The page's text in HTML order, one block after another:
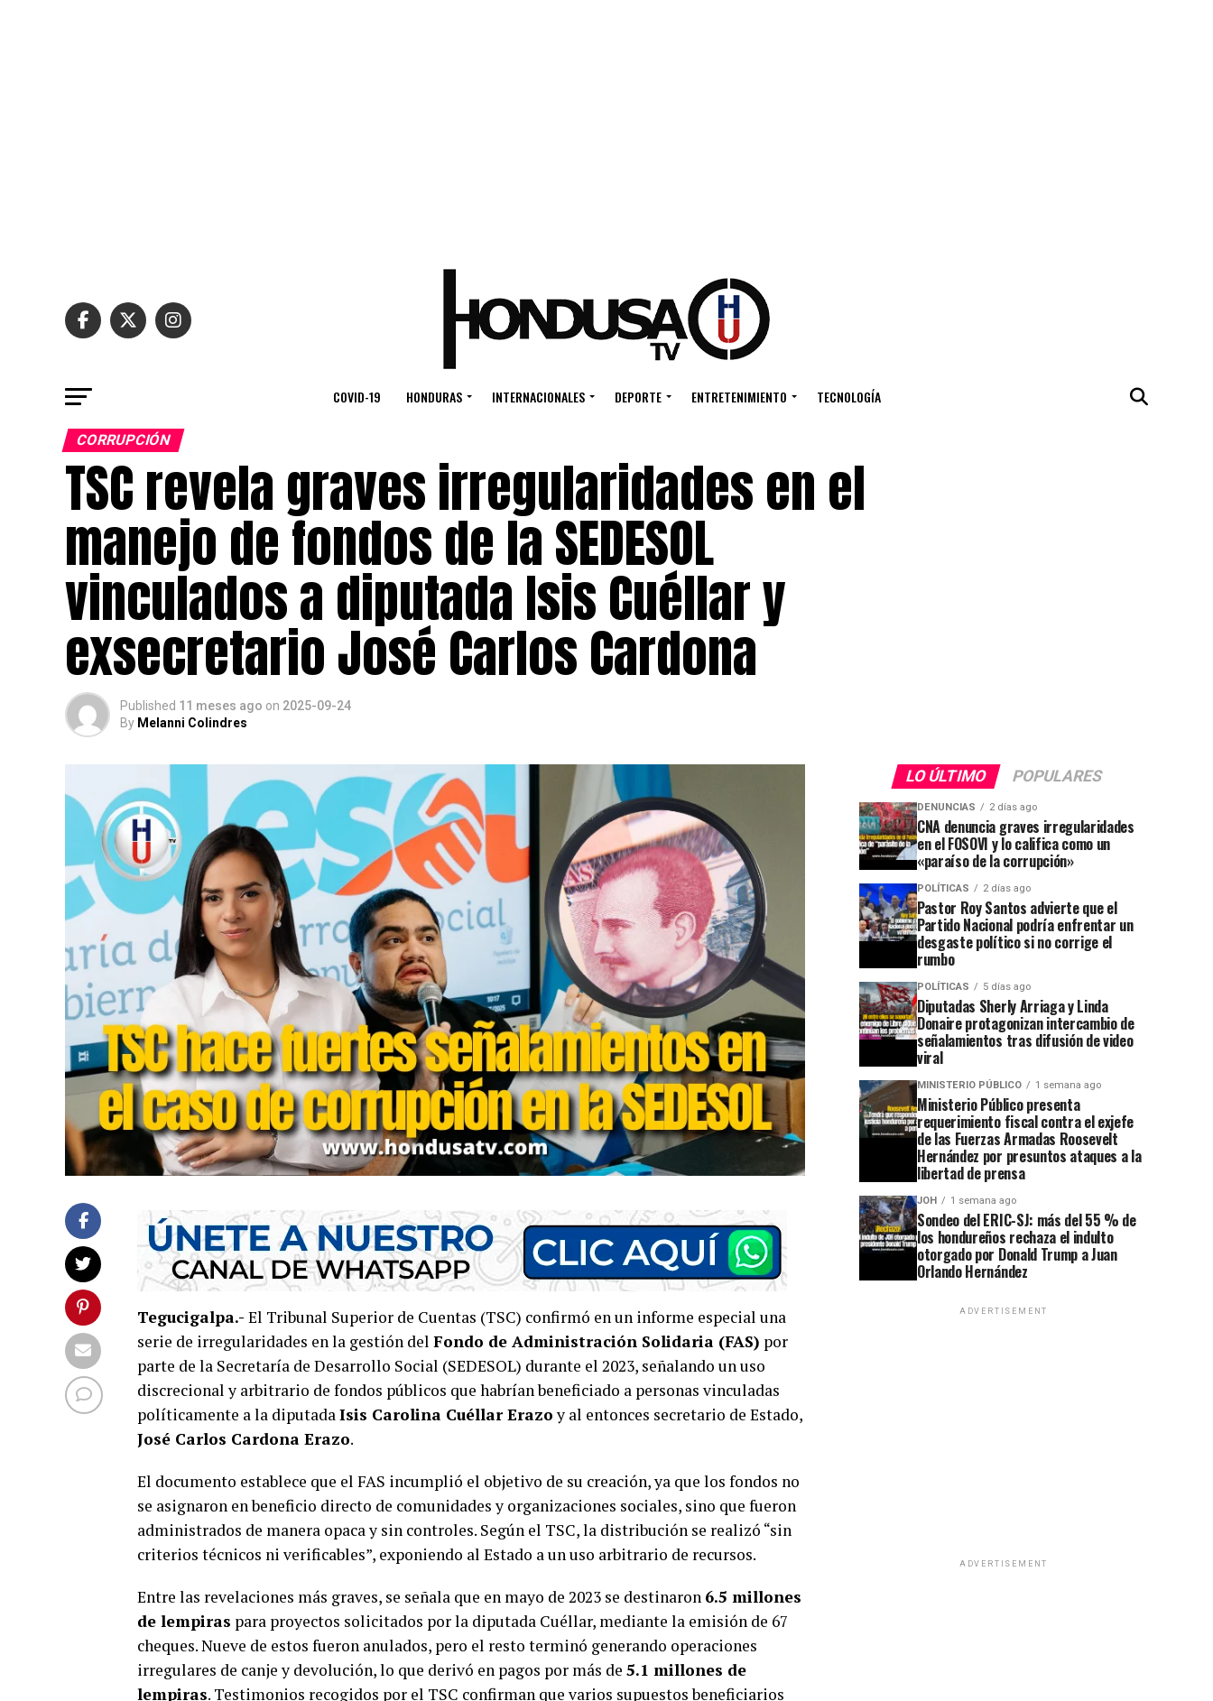
COVID-19 HONDURAS INTERNACIONALES DEPORTE ENTRETENIMIENTO TECNOLOGÍA
CORRUPCIÓN
TSC revela graves irregularidades en el
manejo de fondos de la SEDESOL
vinculados a diputada Isis Cuéllar y
exsecretario José Carlos Cardona
Published 11 meses ago on 2025-09-24
By Melanni Colindres
Tegucigalpa.- El Tribunal Superior de Cuentas (TSC) confirmó en un informe especial una
serie de irregularidades en la gestión del Fondo de Administración Solidaria (FAS) por
parte de la Secretaría de Desarrollo Social (SEDESOL) durante el 2023, señalando un uso
discrecional y arbitrario de fondos públicos que habrían beneficiado a personas vinculadas
políticamente a la diputada Isis Carolina Cuéllar Erazoy al entonces secretario de Estado,
José Carlos Cardona Erazo.
El documento establece que el FAS incumplió el objetivo de su creación, ya que los fondos no
se asignaron en beneficio directo de comunidades y organizaciones sociales, sino que fueron
administrados de manera opaca y sin controles. Según el TSC, la distribución se realizó “sin
criterios técnicos ni verificables”, exponiendo al Estado a un uso arbitrario de recursos.
Entre las revelaciones más graves, se señala que en mayo de 2023 se destinaron 6.5 millones
de lempiras para proyectos solicitados por la diputada Cuéllar, mediante la emisión de 67
cheques. Nueve de estos fueron anulados, pero el resto terminó generando operaciones
irregulares de canje y devolución, lo que derivó en pagos por más de 5.1 millones de
lempiras. Testimonios recogidos por el TSC confirman que varios supuestos beneficiarios
LO ÚLTIMO POPULARES
DENUNCIAS 2 días ago
CNA denuncia graves irregularidades
en el FOSOVI y lo califica como un
«paraíso de la corrupción»
POLÍTICAS 2 días ago
Pastor Roy Santos advierte que el
Partido Nacional podría enfrentar un
desgaste político si no corrige el
rumbo
POLÍTICAS 5 días ago
Diputadas Sherly Arriaga y Linda
Donaire protagonizan intercambio de
señalamientos tras difusión de video
viral
MINISTERIO PÚBLICO 1 semana ago
Ministerio Público presenta
requerimiento fiscal contra el exjefe
de las Fuerzas Armadas Roosevelt
Hernández por presuntos ataques a la
libertad de prensa
JOH 1 semana ago
Sondeo del ERIC-SJ: más del 55 % de
los hondureños rechaza el indulto
otorgado por Donald Trump a Juan
Orlando Hernández
ADVERTISEMENT
ADVERTISEMENT